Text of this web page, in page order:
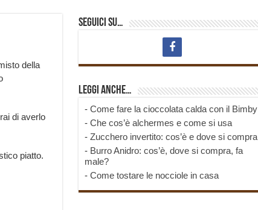
della
di averlo
piatto.
Seguici su…
Leggi anche…
- Come fare la cioccolata calda con il Bimby
- Che cos’è alchermes e come si usa
- Zucchero invertito: cos’è e dove si compra
- Burro Anidro: cos’è, dove si compra, fa
male?
- Come tostare le nocciole in casa